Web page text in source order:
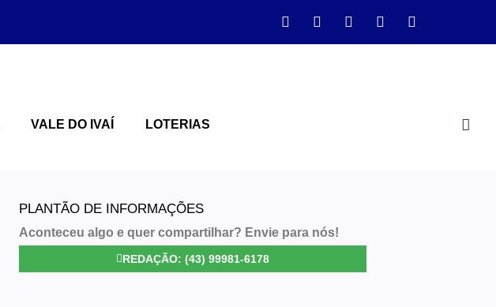
VALE DO IVAÍ LOTERIAS
PLANTÃO DE INFORMAÇÕES
Aconteceu algo e quer compartilhar? Envie para nós!
REDAÇÃO: (43) 99981-6178